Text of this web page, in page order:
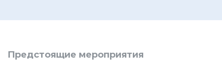
Предстоящие мероприятия